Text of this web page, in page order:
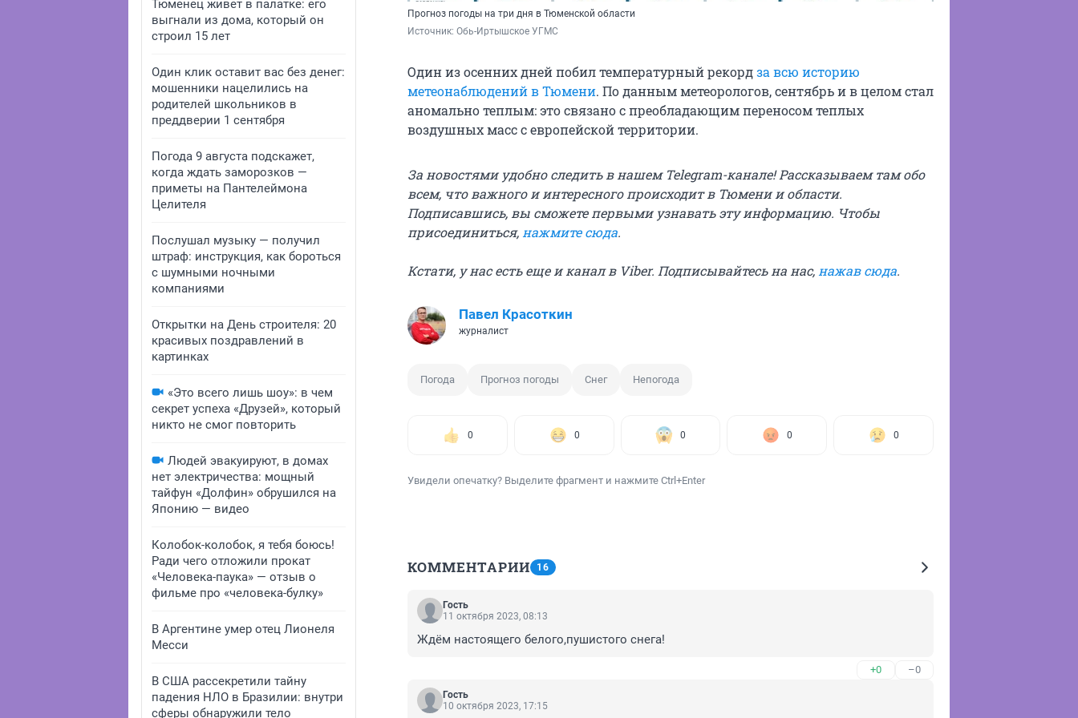
Тюменец живет в палатке: его
выгнали из дома, который он
строил 15 лет
Один клик оставит вас без денег:
мошенники нацелились на
родителей школьников в
преддверии 1 сентября
Погода 9 августа подскажет,
когда ждать заморозков —
приметы на Пантелеймона
Целителя
Послушал музыку — получил
штраф: инструкция, как бороться
с шумными ночными
компаниями
Открытки на День строителя: 20
красивых поздравлений в
картинках
«Это всего лишь шоу»: в чем
секрет успеха «Друзей», который
никто не смог повторить
Людей эвакуируют, в домах
нет электричества: мощный
тайфун «Долфин» обрушился на
Японию — видео
Колобок-колобок, я тебя боюсь!
Ради чего отложили прокат
«Человека-паука» — отзыв о
фильме про «человека-булку»
В Аргентине умер отец Лионеля
Месси
В США рассекретили тайну
падения НЛО в Бразилии: внутри
сферы обнаружили тело
Прогноз погоды на три дня в Тюменской области
Источник: Обь-Иртышское УГМС
Один из осенних дней побил температурный рекордза всю историю
метеонаблюдений в Тюмени. По данным метеорологов, сентябрь и в целом стал
аномально теплым: это связано с преобладающим переносом теплых
воздушных масс с европейской территории.
За новостями удобно следить в нашем Telegram-канале! Рассказываем там обо
всем, что важного и интересного происходит в Тюмени и области.
Подписавшись, вы сможете первыми узнавать эту информацию. Чтобы
присоединиться, нажмите сюда.
Кстати, у нас есть еще и канал в Viber. Подписывайтесь на нас, нажав сюда.
Павел Красоткин
журналист
Погода Прогноз погоды Снег Непогода
0 0 0 0 0
Увидели опечатку? Выделите фрагмент и нажмите Ctrl+Enter
КОММЕНТАРИИ 16
Гость
11 октября 2023, 08:13
Ждём настоящего белого,пушистого снега!
+0 –0
Гость
10 октября 2023, 17:15